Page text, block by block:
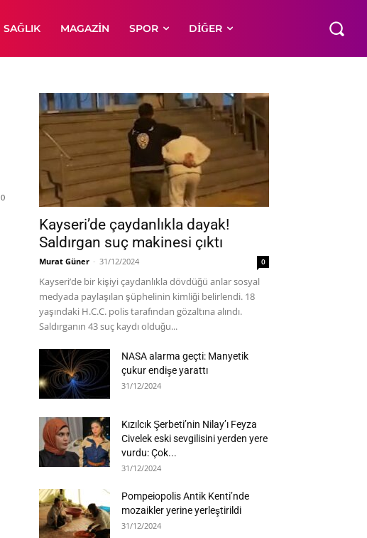
SAĞLIK MAGAZIN SPOR DIĞER
0
Kayseri’de çaydanlıkla dayak!
Saldırgan suç makinesi çıktı
Murat Güner - 31/12/2024 0
Kayseri’de bir kişiyi çaydanlıkla dövdüğü anlar sosyal
medyada paylaşılan şüphelinin kimliği belirlendi. 18
yaşındaki H.C.C. polis tarafından gözaltına alındı.
Saldırganın 43 suç kaydı olduğu...
NASA alarma geçti: Manyetik
çukur endişe yarattı
31/12/2024
Kızılcık Şerbeti’nin Nilay’ı Feyza
Civelek eski sevgilisini yerden yere
vurdu: Çok...
31/12/2024
Pompeiopolis Antik Kenti’nde
mozaikler yerine yerleştirildi
31/12/2024